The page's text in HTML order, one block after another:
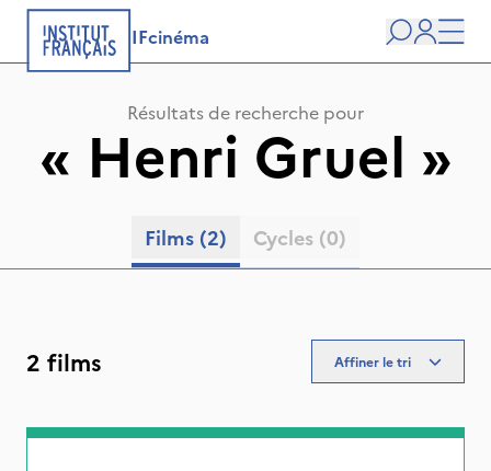
IFcinéma
user
Résultats de recherche pour
« Henri Gruel »
Films (2) Cycles (0)
2 films Affiner le tri